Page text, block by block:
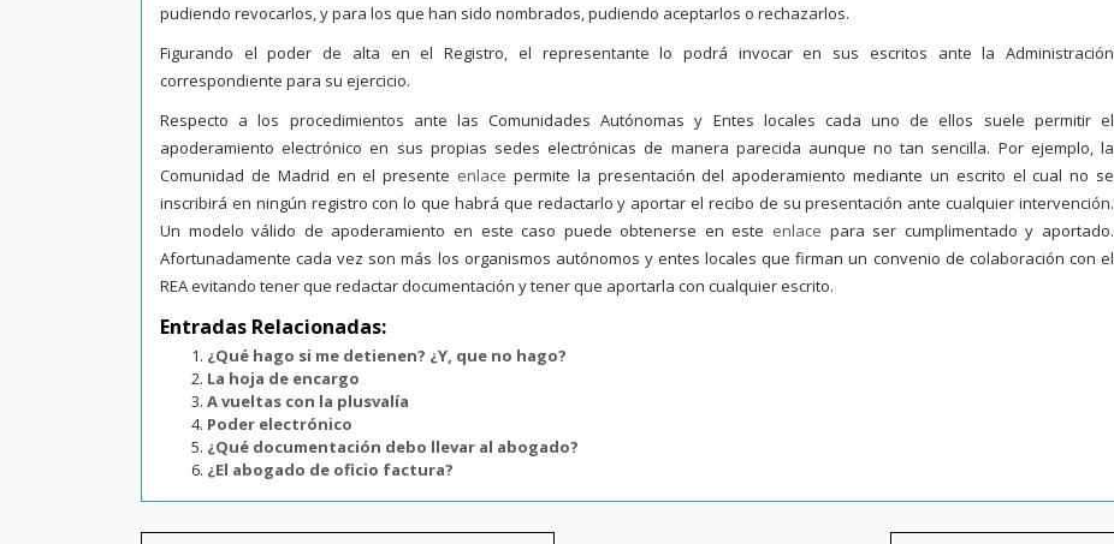
pudiendo revocarlos, y para los que han sido nombrados, pudiendo aceptarlos o rechazarlos.
Figurando el poder de alta en el Registro, el representante lo podrá invocar en sus escritos ante la Administración
correspondiente para su ejercicio.
Respecto a los procedimientos ante las Comunidades Autónomas y Entes locales cada uno de ellos suele permitir el
apoderamiento electrónico en sus propias sedes electrónicas de manera parecida aunque no tan sencilla. Por ejemplo, la
Comunidad de Madrid en el presente enlace permite la presentación del apoderamiento mediante un escrito el cual no se
inscribirá en ningún registro con lo que habrá que redactarlo y aportar el recibo de su presentación ante cualquier intervención.
Un modelo válido de apoderamiento en este caso puede obtenerse en este enlace para ser cumplimentado y aportado.
Afortunadamente cada vez son más los organismos autónomos y entes locales que firman un convenio de colaboración con el
REA evitando tener que redactar documentación y tener que aportarla con cualquier escrito.
Entradas Relacionadas:
¿Qué hago si me detienen? ¿Y, que no hago?
La hoja de encargo
A vueltas con la plusvalía
Poder electrónico
¿Qué documentación debo llevar al abogado?
¿El abogado de oficio factura?